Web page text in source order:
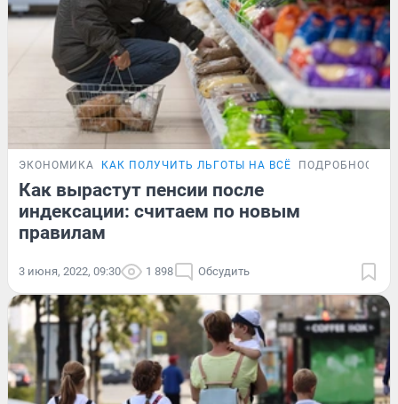
ЭКОНОМИКА КАК ПОЛУЧИТЬ ЛЬГОТЫ НА ВСЁ ПОДРОБНОСТИ
Как вырастут пенсии после
индексации: считаем по новым
правилам
3 июня, 2022, 09:30 1 898 Обсудить